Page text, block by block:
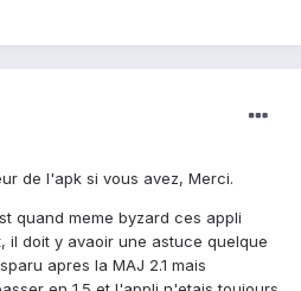
de l'apk si vous avez, Merci.
quand meme byzard ces appli
il doit y avaoir une astuce quelque
apres la MAJ 2.1 mais